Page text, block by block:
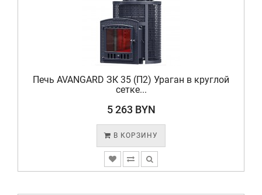
Печь AVANGARD ЗК 35 (П2) Ураган в круглой
сетке...
5 263 BYN
В КОРЗИНУ